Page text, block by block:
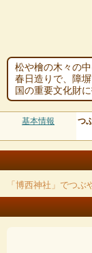
松や檜の木々の
春日造りで、障
国の重要文化財
基本情報 つ
「博西神社」でつぶ